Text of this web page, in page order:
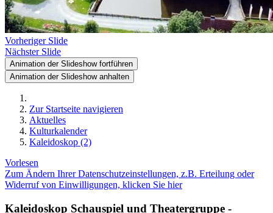
Vorheriger Slide
Nächster Slide
Animation der Slideshow fortführen
Animation der Slideshow anhalten
Zur Startseite navigieren
Aktuelles
Kulturkalender
Kaleidoskop (2)
Vorlesen
Zum Ändern Ihrer Datenschutzeinstellungen, z.B. Erteilung oder
Widerruf von Einwilligungen, klicken Sie hier
Kaleidoskop Schauspiel und Theatergruppe -